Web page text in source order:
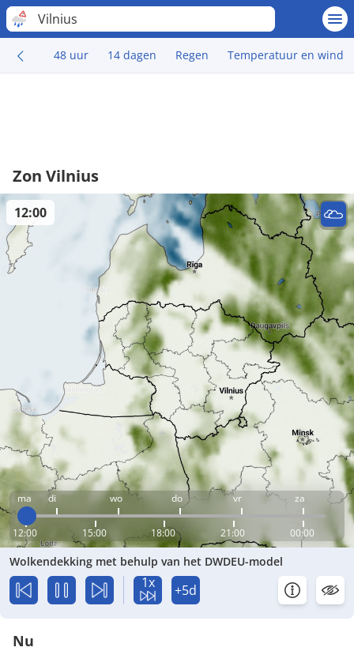
Vilnius
48 uur 14 dagen Regen Temperatuur en wind
Zon Vilnius
ma di wo do vr za
12:00 15:00 18:00 21:00 00:00
12:00
Wolkendekking met behulp van het DWDEU-model
1x +5d
Nu